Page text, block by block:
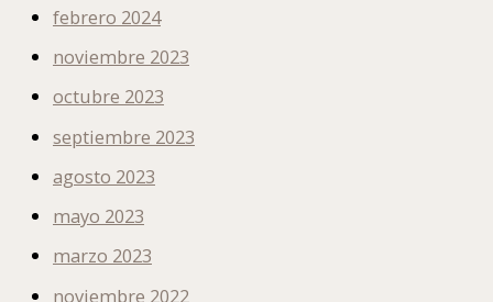
febrero 2024
noviembre 2023
octubre 2023
septiembre 2023
agosto 2023
mayo 2023
marzo 2023
noviembre 2022